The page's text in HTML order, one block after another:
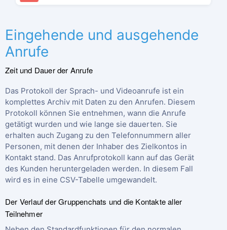
Eingehende und ausgehende
Anrufe
Zeit und Dauer der Anrufe
Das Protokoll der Sprach- und Videoanrufe ist ein
komplettes Archiv mit Daten zu den Anrufen. Diesem
Protokoll können Sie entnehmen, wann die Anrufe
getätigt wurden und wie lange sie dauerten. Sie
erhalten auch Zugang zu den Telefonnummern aller
Personen, mit denen der Inhaber des Zielkontos in
Kontakt stand. Das Anrufprotokoll kann auf das Gerät
des Kunden heruntergeladen werden. In diesem Fall
wird es in eine CSV-Tabelle umgewandelt.
Der Verlauf der Gruppenchats und die Kontakte aller
Teilnehmer